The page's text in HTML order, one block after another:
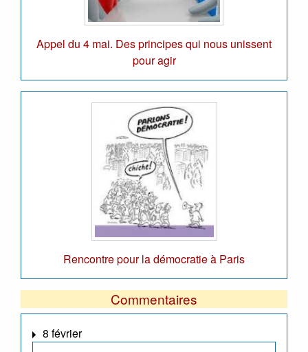
Appel du 4 mai. Des principes qui nous unissent
pour agir
Rencontre pour la démocratie à Paris
Commentaires
8 février